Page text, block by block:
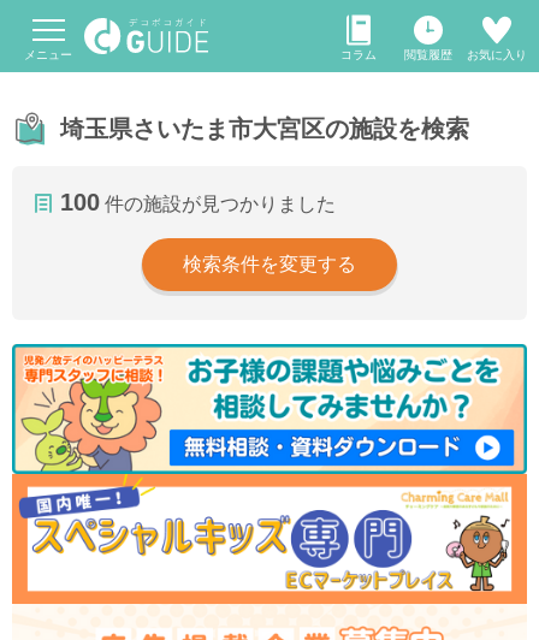
メニュー コラム 閲覧履歴 お気に入り
埼玉県さいたま市大宮区の施設を検索
100 件の施設が見つかりました
検索条件を変更する